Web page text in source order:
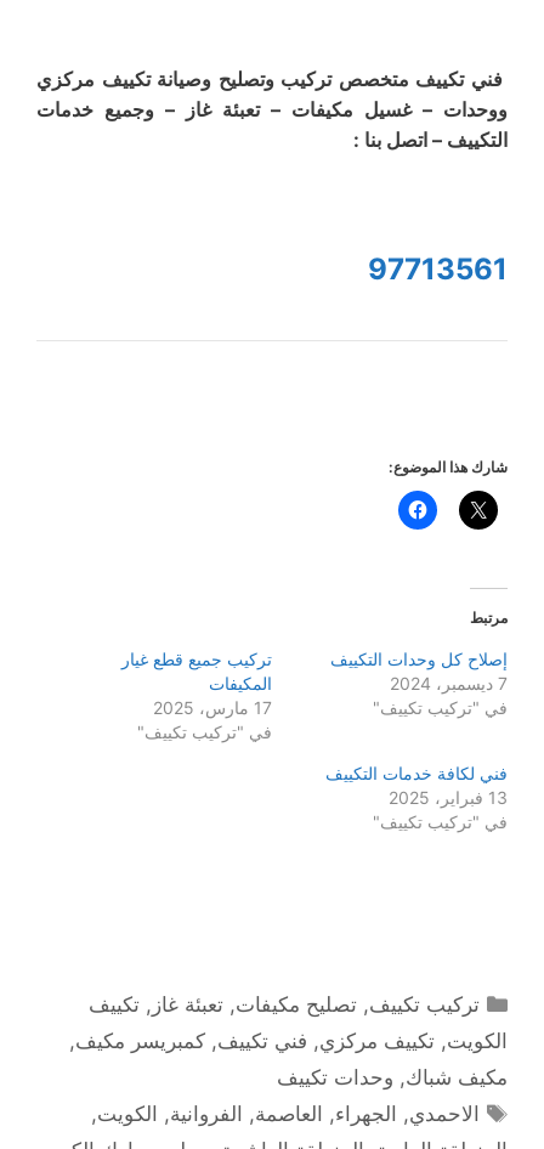
فني تكييف متخصص تركيب وتصليح وصيانة تكييف مركزي
ووحدات – غسيل مكيفات – تعبئة غاز – وجميع خدمات
التكييف – اتصل بنا :
97713561
شارك هذا الموضوع:
مرتبط
إصلاح كل وحدات التكييف
7 ديسمبر، 2024
في "تركيب تكييف"
تركيب جميع قطع غيار
المكيفات
17 مارس، 2025
في "تركيب تكييف"
فني لكافة خدمات التكييف
13 فبراير، 2025
في "تركيب تكييف"
التصنيفات
تركيب تكييف,تصليح مكيفات,تعبئة غاز ,تكييف
الكويت, تكييف مركزي, فني تكييف, كمبريسر مكيف,
مكيف شباك, وحدات تكييف
الوسوم
الاحمدي, الجهراء, العاصمة, الفروانية, الكويت,